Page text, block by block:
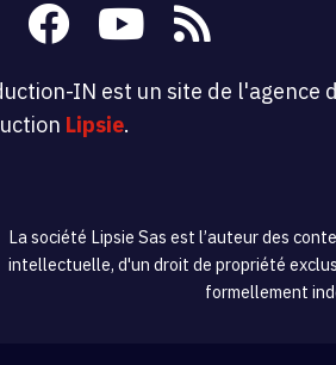
IN est un site de l'agence
Lipsie.
La société Lipsie Sas est l’auteur des
intellectuelle, d'un droit de propriété
formellement